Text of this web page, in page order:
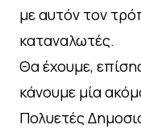
με αυτόν τον
καταναλωτές.
Θα έχουμε,
κάνουμε μία
Πολυετές